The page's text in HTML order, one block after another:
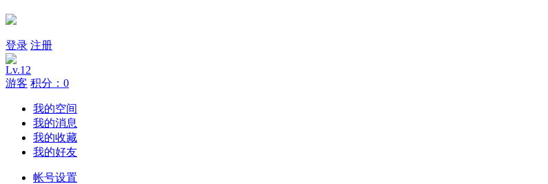
登录 注册
Lv.12
游客 积分：0
我的空间
我的消息
我的收藏
我的好友
帐号设置